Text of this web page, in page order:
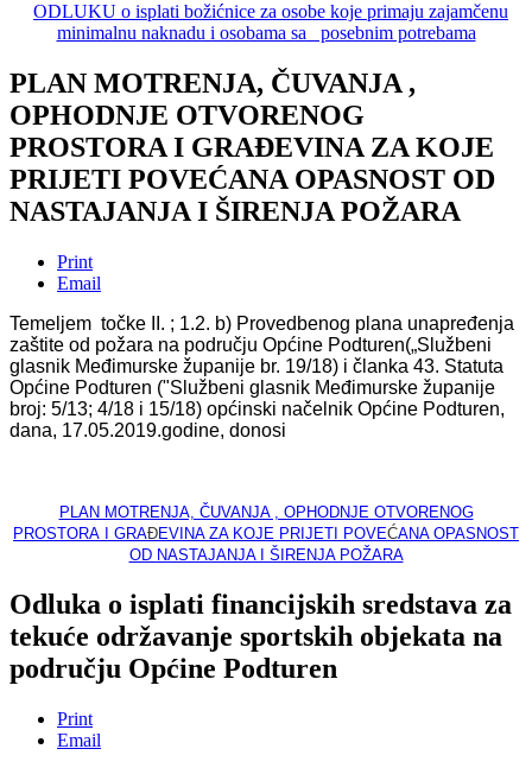
ODLUKU o isplati božićnice za osobe koje primaju zajamčenu
minimalnu naknadu i osobama sa posebnim potrebama
PLAN MOTRENJA, ČUVANJA ,
OPHODNJE OTVORENOG
PROSTORA I GRAĐEVINA ZA KOJE
PRIJETI POVEĆANA OPASNOST OD
NASTAJANJA I ŠIRENJA POŽARA
Print
Email
Temeljem točke II. ; 1.2. b) Provedbenog plana unapređenja
zaštite od požara na području Općine Podturen(„Službeni
glasnik Međimurske županije br. 19/18) i članka 43. Statuta
Općine Podturen ("Službeni glasnik Međimurske županije
broj: 5/13; 4/18 i 15/18) općinski načelnik Općine Podturen,
dana, 17.05.2019.godine, donosi
PLAN MOTRENJA, ČUVANJA , OPHODNJE OTVORENOG
PROSTORA I GRAĐEVINA ZA KOJE PRIJETI POVEĆANA OPASNOST
OD NASTAJANJA I ŠIRENJA POŽARA
Odluka o isplati financijskih sredstava za
tekuće održavanje sportskih objekata na
području Općine Podturen
Print
Email